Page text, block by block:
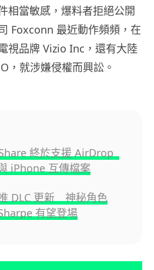
相當敏感，爆料者拒絕公開
Foxconn 最近動作頻頻，在
視品牌 Vizio Inc，還有大陸
，就涉嫌侵權而興訟。
終於支援 AirDrop
iPhone 互傳檔案
DLC 更新 神秘角色
有望登場